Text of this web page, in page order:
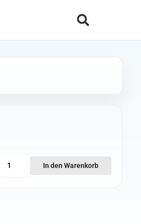
In den Warenkorb